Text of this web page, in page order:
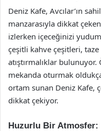
Deniz Kafe, Avcılar’ın
manzarasıyla dikkat
izlerken içeceğinizi
çeşitli kahve çeşitleri, taze
atıştırmalıklar bulunuyor.
mekanda oturmak
ortam sunan Deniz Kafe,
dikkat çekiyor.
Huzurlu Bir Atmosfer: